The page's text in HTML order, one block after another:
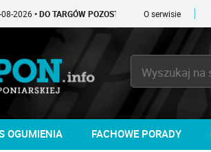
TARGÓW POZOSTAŁO -1 DNI O serwisie
OGUMIENIA FACHOWE PORADY